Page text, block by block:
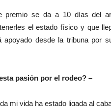
premio se da a 10 días del
el estado físico y que
apoyado desde la tribuna por
pasión por el rodeo? –
mi vida ha estado ligada al